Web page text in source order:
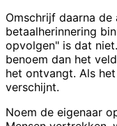
Omschrijf daarna
betaalherinnering
opvolgen" is dat
benoem dan het
het ontvangt. Als
verschijnt.
Noem de eigenaar